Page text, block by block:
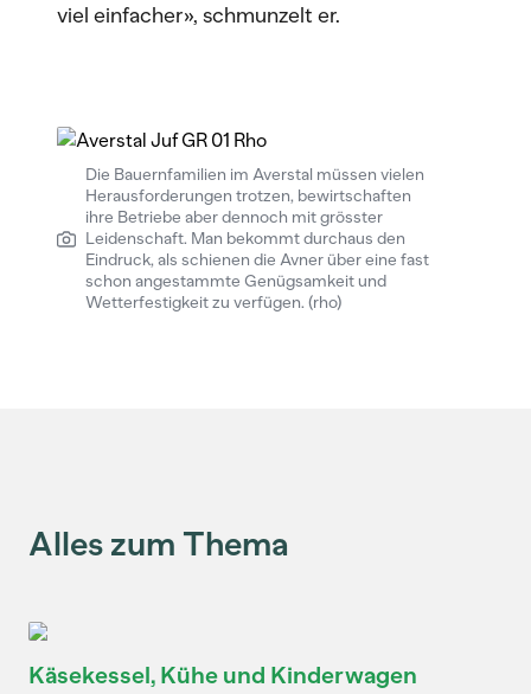
viel einfacher», schmunzelt er.
Die Bauernfamilien im Averstal müssen vielen
Herausforderungen trotzen, bewirtschaften
ihre Betriebe aber dennoch mit grösster
Leidenschaft. Man bekommt durchaus den
Eindruck, als schienen die Avner über eine fast
schon angestammte Genügsamkeit und
Wetterfestigkeit zu verfügen. (rho)
Alles zum Thema
Käsekessel, Kühe und Kinderwagen